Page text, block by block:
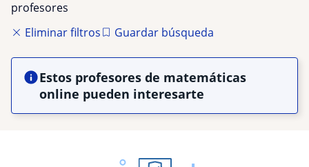
profesores
Eliminar filtros
Guardar búsqueda
Estos profesores de matemáticas
online pueden interesarte